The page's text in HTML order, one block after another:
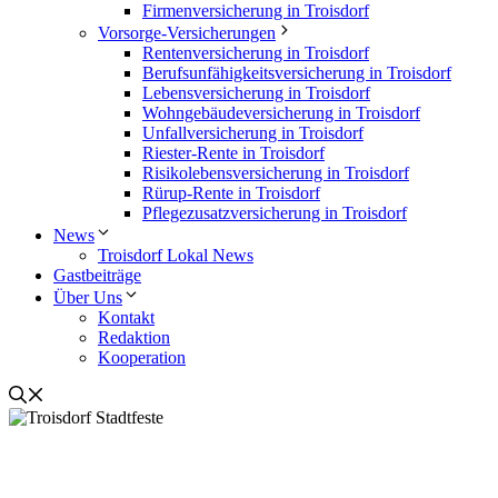
Firmenversicherung in Troisdorf
Vorsorge-Versicherungen
Rentenversicherung in Troisdorf
Berufsunfähigkeitsversicherung in Troisdorf
Lebensversicherung in Troisdorf
Wohngebäudeversicherung in Troisdorf
Unfallversicherung in Troisdorf
Riester-Rente in Troisdorf
Risikolebensversicherung in Troisdorf
Rürup-Rente in Troisdorf
Pflegezusatzversicherung in Troisdorf
News
Troisdorf Lokal News
Gastbeiträge
Über Uns
Kontakt
Redaktion
Kooperation